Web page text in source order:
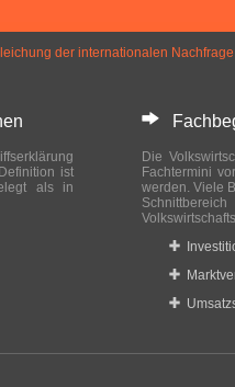
der internationalen Nachfrage
ist
als in
Die
Fachtermini
werden. Viele